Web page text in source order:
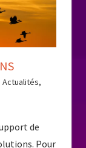
Actualités,
de
Pour